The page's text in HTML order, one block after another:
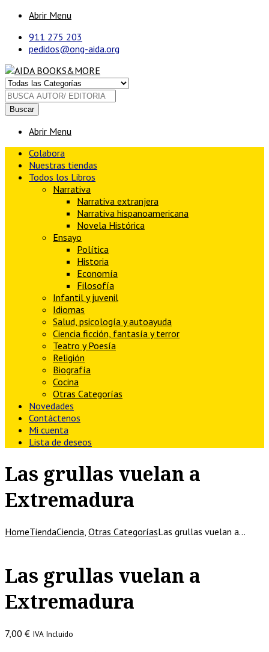
Abrir Menu
911 275 203
pedidos@ong-aida.org
Buscar
Abrir Menu
Colabora
Nuestras tiendas
Todos los Libros
Narrativa
Narrativa extranjera
Narrativa hispanoamericana
Novela Histórica
Ensayo
Política
Historia
Economía
Filosofía
Infantil y juvenil
Idiomas
Salud, psicología y autoayuda
Ciencia ficción, fantasía y terror
Teatro y Poesía
Religión
Biografía
Cocina
Otras Categorías
Novedades
Contáctenos
Mi cuenta
Lista de deseos
Las grullas vuelan a
Extremadura
HomeTiendaCiencia Otras CategoríasLas grullas vuelan a…
Las grullas vuelan a
Extremadura
7,00 € IVA Incluido